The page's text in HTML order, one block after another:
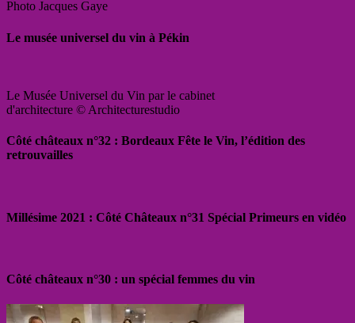
Photo Jacques Gaye
Le musée universel du vin à Pékin
Le Musée Universel du Vin par le cabinet
d'architecture © Architecturestudio
Côté châteaux n°32 : Bordeaux Fête le Vin, l’édition des
retrouvailles
Millésime 2021 : Côté Châteaux n°31 Spécial Primeurs en vidéo
Côté châteaux n°30 : un spécial femmes du vin